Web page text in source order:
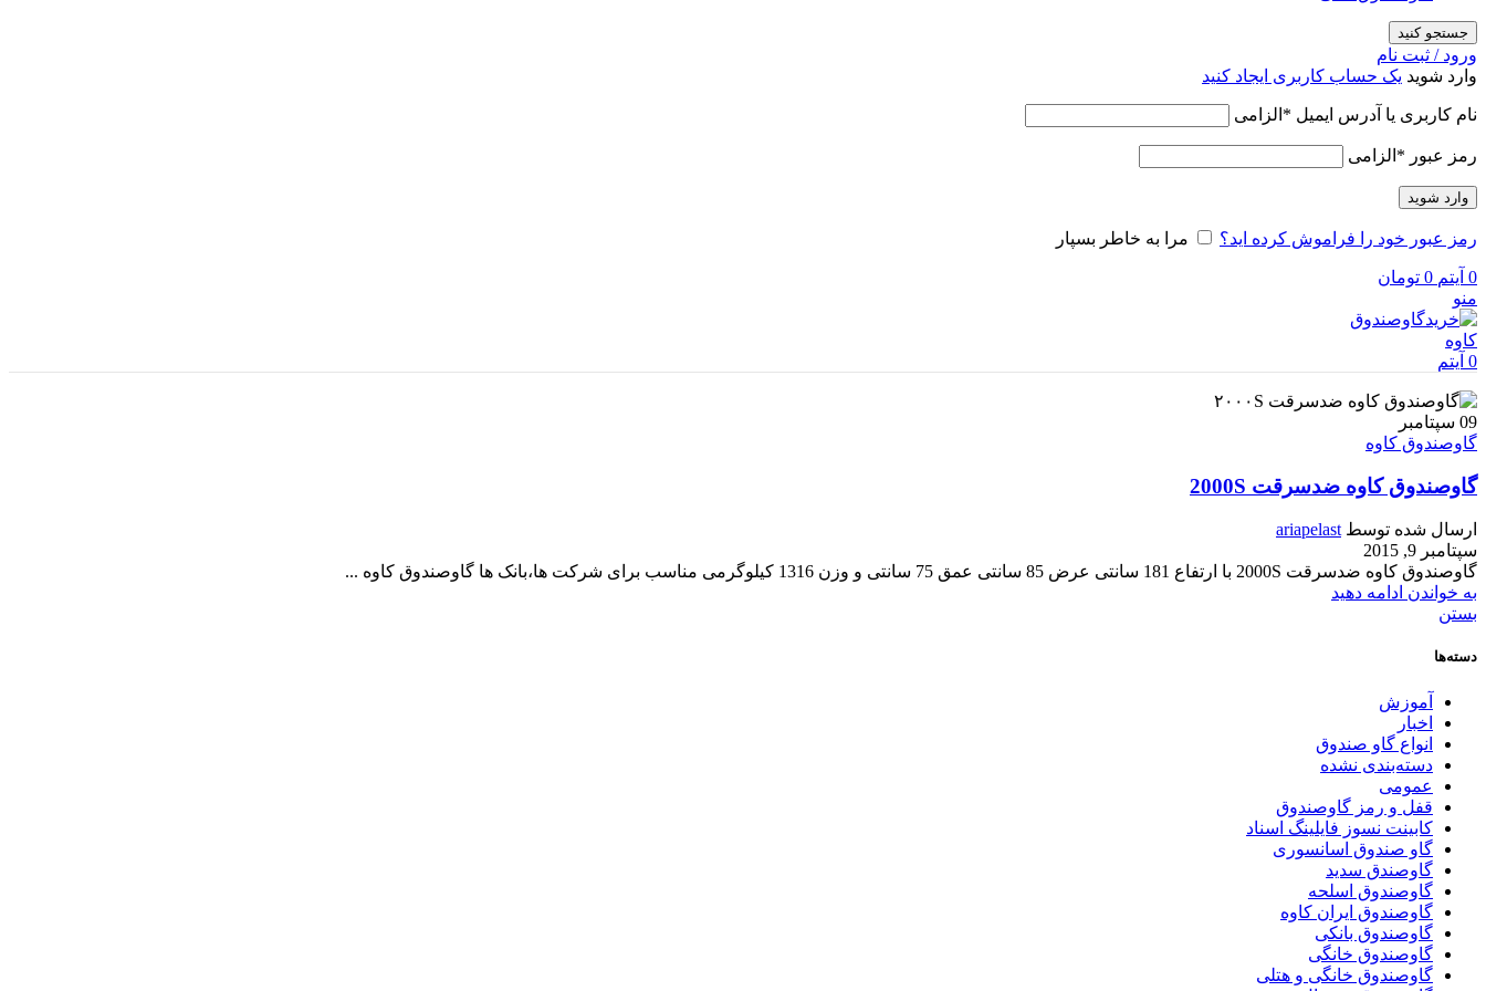
جستجو کنید
ورود / ثبت نام
وارد شوید یک حساب کاربری ایجاد کنید
نام کاربری یا آدرس ایمیل * الزامی
رمز عبور * الزامی
وارد شوید
رمز عبور خود را فراموش کرده اید؟ مرا به خاطر بسپار
0 آیتم 0 تومان
منو
0 آیتم
09 سپتامبر
گاوصندوق کاوه
گاوصندوق کاوه ضدسرقت 2000S
ارسال شده توسط ariapelast
سپتامبر 9, 2015
گاوصندوق کاوه ضدسرقت 2000S با ارتفاع 181 سانتی عرض 85 سانتی عمق 75 سانتی و وزن 1316 کیلوگرمی مناسب برای شرکت ها،بانک ها گاوصندوق کاوه ...
به خواندن ادامه دهید
بستن
دسته‌ها
آموزش
اخبار
انواع گاو صندوق
دسته‌بندی نشده
عمومی
قفل و رمز گاوصندوق
کابینت نسوز فایلینگ اسناد
گاو صندوق اسانسوری
گاوصندق سدید
گاوصندوق اسلحه
گاوصندوق ایران کاوه
گاوصندوق بانکی
گاوصندوق خانگی
گاوصندوق خانگی و هتلی